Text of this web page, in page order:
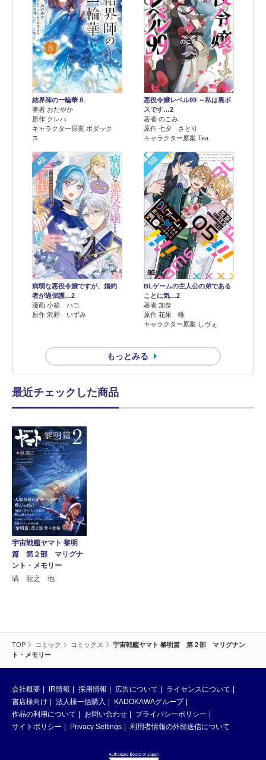
TOP コミック コミックス
宇宙戦艦ヤマト 黎明篇 第２部 マリグナン
ト・メモリー
結界師の一輪華 8
著者 おだやか
原作 クレハ
キャラクター原案 ボダック
ス
悪役令嬢レベル99 ～私は裏ボ
スです…2
著者 のこみ
原作 七夕 さとり
キャラクター原案 Tea
4位
病弱な悪役令嬢ですが、婚約
者が過保護…2
漫画 小箱 ハコ
原作 沢野 いずみ
5位
BLゲームの主人公の弟である
ことに気…2
著者 加奈
原作 花果 唯
キャラクター原案 しヴぇ
もっとみる
最近チェックした商品
宇宙戦艦ヤマト 黎明
篇 第２部 マリグナ
ント・メモリー
塙 龍之 他
会社概要 IR情報 採用情報 広告について
ライセンスについて
書店様向け
法人様一括購入
KADOKAWAグループ
作品の利用について
お問い合わせ
プライバシーポリシー
サイトポリシー
Privacy Settings 利用者情報の外部送信について